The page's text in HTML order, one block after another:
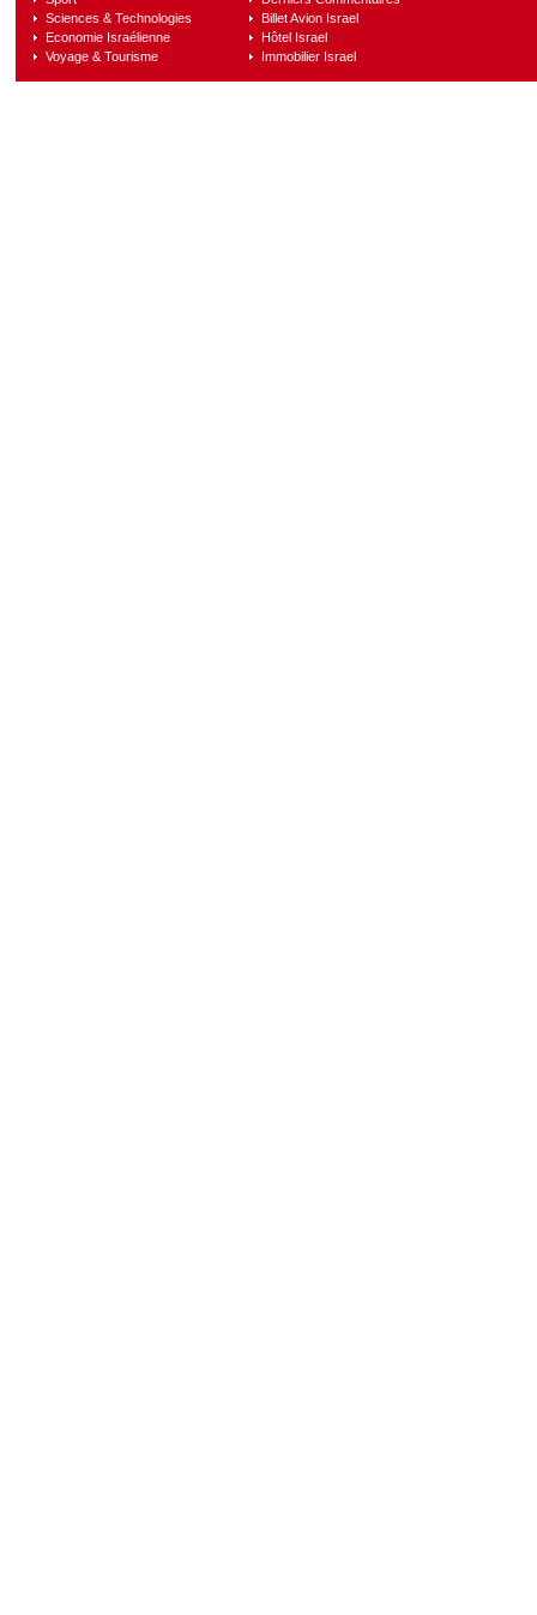
Sciences & Technologies
Economie Israélienne
Voyage & Tourisme
Billet Avion Israel
Hôtel Israel
Immobilier Israel